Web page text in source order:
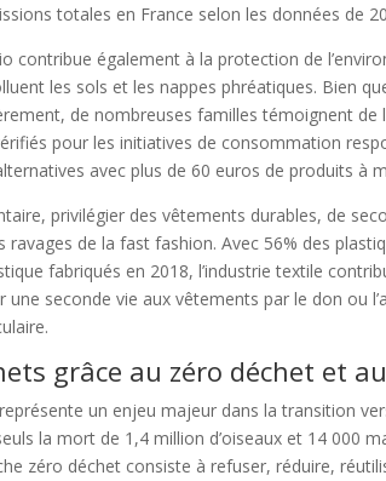
totales en France selon les données de
contribue également à la protection de
les sols et les nappes phréatiques. Bien
de nombreuses familles témoignent
pour les initiatives de consommation
avec plus de 60 euros de produits à
privilégier des vêtements durables, de
de la fast fashion. Avec 56% des
fabriqués en 2018, l’industrie textile
seconde vie aux vêtements par le don ou
grâce au zéro déchet et
un enjeu majeur dans la transition
la mort de 1,4 million d’oiseaux et 14 000
zéro déchet consiste à refuser, réduire,